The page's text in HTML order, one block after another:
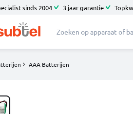
sinds 2004 3 jaar garantie
AAA Batterijen